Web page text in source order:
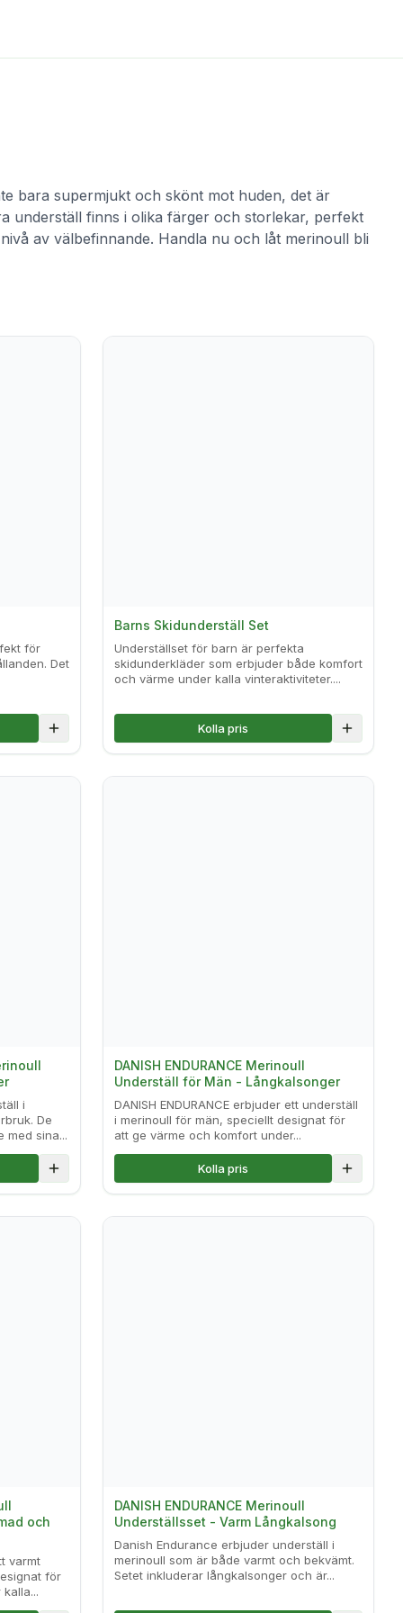
bara supermjukt och skönt mot huden, det är
underställ finns i olika färger och storlekar, perfekt
av välbefinnande. Handla nu och låt merinoull bli
för
Det
Lägg till i jämförelse
Barns Skidunderställ Set
Underställset för barn är perfekta
skidunderkläder som erbjuder både komfort
och värme under kalla vinteraktiviteter....
Kolla pris Lägg till
i
De
med sina...
Lägg till i jämförelse
DANISH ENDURANCE Merinoull
Underställ för Män - Långkalsonger
DANISH ENDURANCE erbjuder ett underställ
i merinoull för män, speciellt designat för
att ge värme och komfort under...
Kolla pris Lägg till
och
varmt
för
DANISH ENDURANCE Merinoull
Underställsset - Varm Långkalsong
Danish Endurance erbjuder underställ i
merinoull som är både varmt och bekvämt.
Setet inkluderar långkalsonger och är...